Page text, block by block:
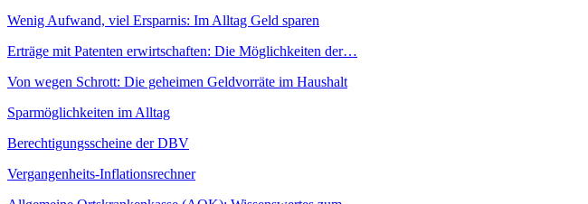
Wenig Aufwand, viel Ersparnis: Im Alltag Geld sparen
Erträge mit Patenten erwirtschaften: Die Möglichkeiten der…
Von wegen Schrott: Die geheimen Geldvorräte im Haushalt
Sparmöglichkeiten im Alltag
Berechtigungsscheine der DBV
Vergangenheits-Inflationsrechner